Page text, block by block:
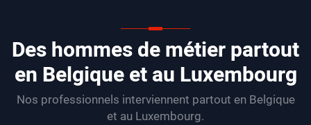
Des hommes de métier partout
en Belgique et au Luxembourg
Nos professionnels interviennent partout en Belgique
et au Luxembourg.